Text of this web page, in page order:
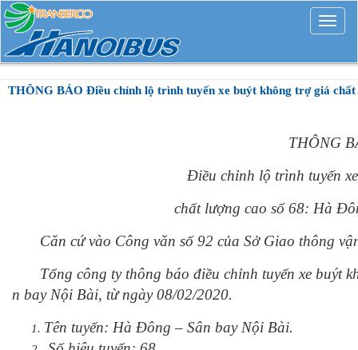
Mở
rộng
THÔNG BÁO Điều chỉnh lộ trình tuyến xe buýt không trợ giá
THÔNG
Điều chỉnh lộ trình tuyến
chất lượng cao số 68: Hà
Căn cứ vào Công văn số 92 của Sở Giao thông
Tổng công ty thông báo điều chỉnh tuyến xe buýt
n bay Nội Bài, từ ngày 08/02/2020.
Tên tuyến: Hà Đông – Sân bay Nội Bài.